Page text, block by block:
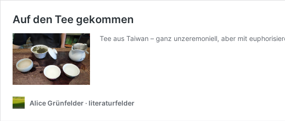
Auf den Tee gekommen
Tee aus Taiwan – ganz unzeremoniell, aber mit
Alice Grünfelder · literaturfelder